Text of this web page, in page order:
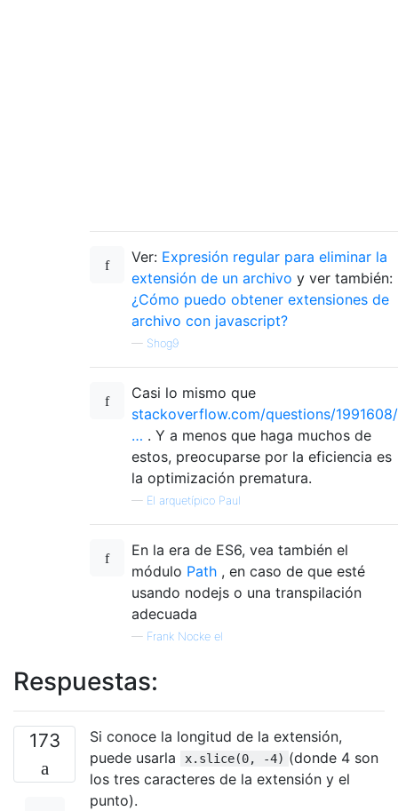
Ver: Expresión regular para eliminar la
extensión de un archivo y ver también:
¿Cómo puedo obtener extensiones de
archivo con javascript?
— Shog9
Casi lo mismo que
stackoverflow.com/questions/1991608/
… . Y a menos que haga muchos de
estos, preocuparse por la eficiencia es
la optimización prematura.
— El arquetípico Paul
En la era de ES6, vea también el
módulo Path , en caso de que esté
usando nodejs o una transpilación
adecuada
— Frank Nocke el
Respuestas:
173
Si conoce la longitud de la extensión,
puede usarla
x.slice(0, -4) (donde 4 son
los tres caracteres de la extensión y el
punto).